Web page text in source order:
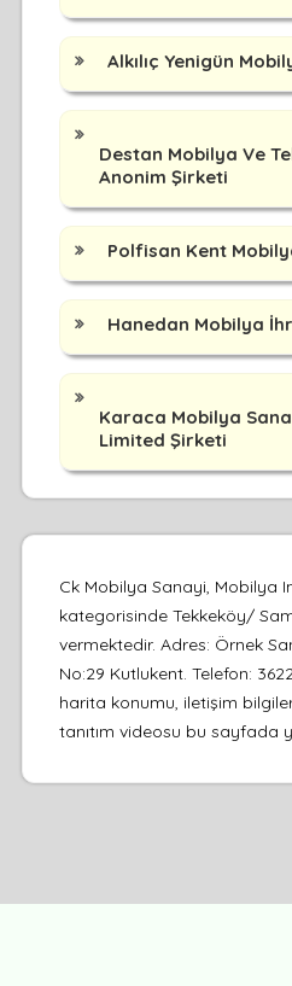
Alkılıç Yenigün
Destan Mobilya Ve
Anonim Şirketi
Polfisan Kent
Hanedan Mobilya
Karaca Mobilya
Limited Şirketi
Ck Mobilya Sanayi, Mobilya
kategorisinde Tekkeköy/
vermektedir. Adres: Örnek
No:29 Kutlukent. Telefon:
harita konumu, iletişim
tanıtım videosu bu sayfada